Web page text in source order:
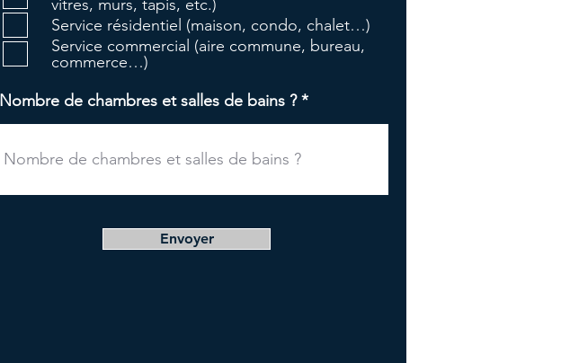
o
i
vitres, murs, tapis, etc.)
Service résidentiel (maison, condo, chalet…)
Service commercial (aire commune, bureau,
commerce…)
Nombre de chambres et salles de bains ?
Envoyer